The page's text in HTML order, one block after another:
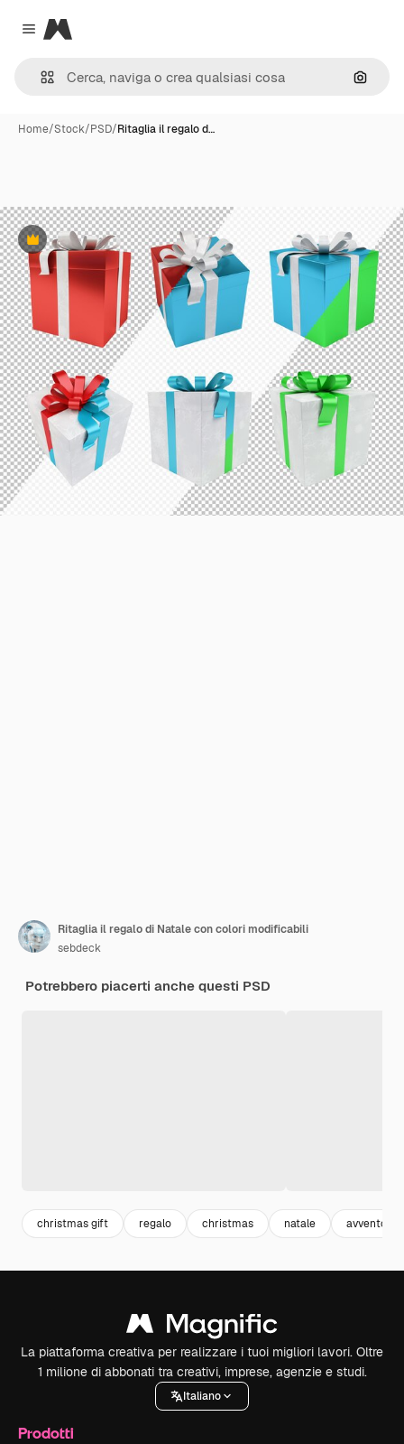
Close menu
Magnific
Cerca
Home/Stock/PSD/Ritaglia il regalo d…
Premium
Ritaglia il regalo di Natale con colori modificabili
sebdeck
Potrebbero piacerti anche questi PSD
christmas gift regalo christmas natale avvento
La piattaforma creativa per realizzare i tuoi migliori lavori. Oltre
1 milione di abbonati tra creativi, imprese, agenzie e studi.
Italiano
Prodotti